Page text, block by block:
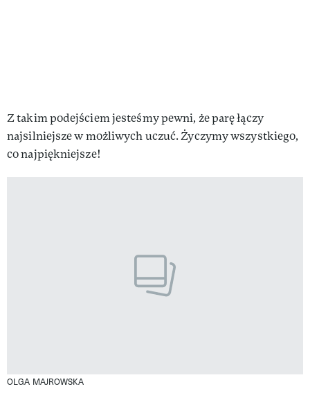
Z takim podejściem jesteśmy pewni, że parę łączy
najsilniejsze w możliwych uczuć. Życzymy wszystkiego,
co najpiękniejsze!
OLGA MAJROWSKA